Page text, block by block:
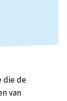
die de
van